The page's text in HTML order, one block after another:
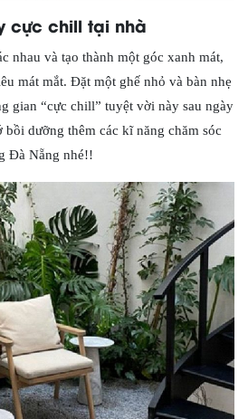
cực chill tại nhà
nhau và tạo thành một góc xanh mát,
mát mắt. Đặt một ghế nhỏ và bàn nhẹ
gian “cực chill” tuyệt vời này sau ngày
dưỡng thêm các kĩ năng chăm sóc
Đà Nẵng nhé!!